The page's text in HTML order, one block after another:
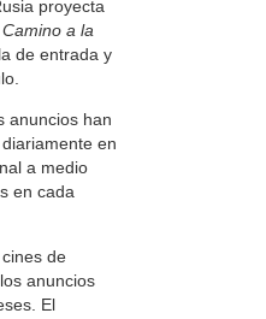
proyecta
a la
de entrada y
anuncios han
en
a medio
en cada
de
anuncios
El